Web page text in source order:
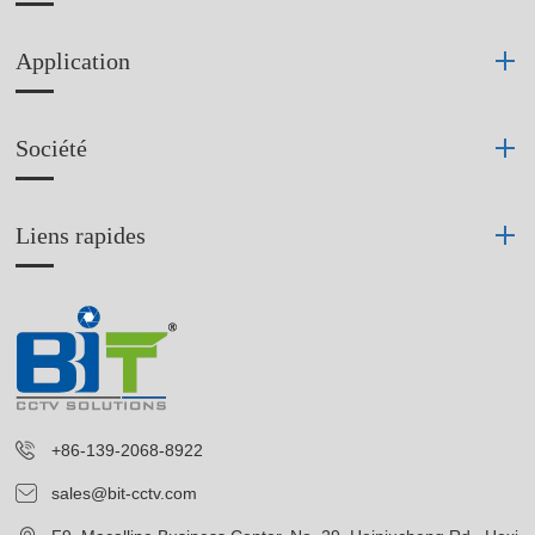
Application
Société
Liens rapides
+86-139-2068-8922
sales@bit-cctv.com